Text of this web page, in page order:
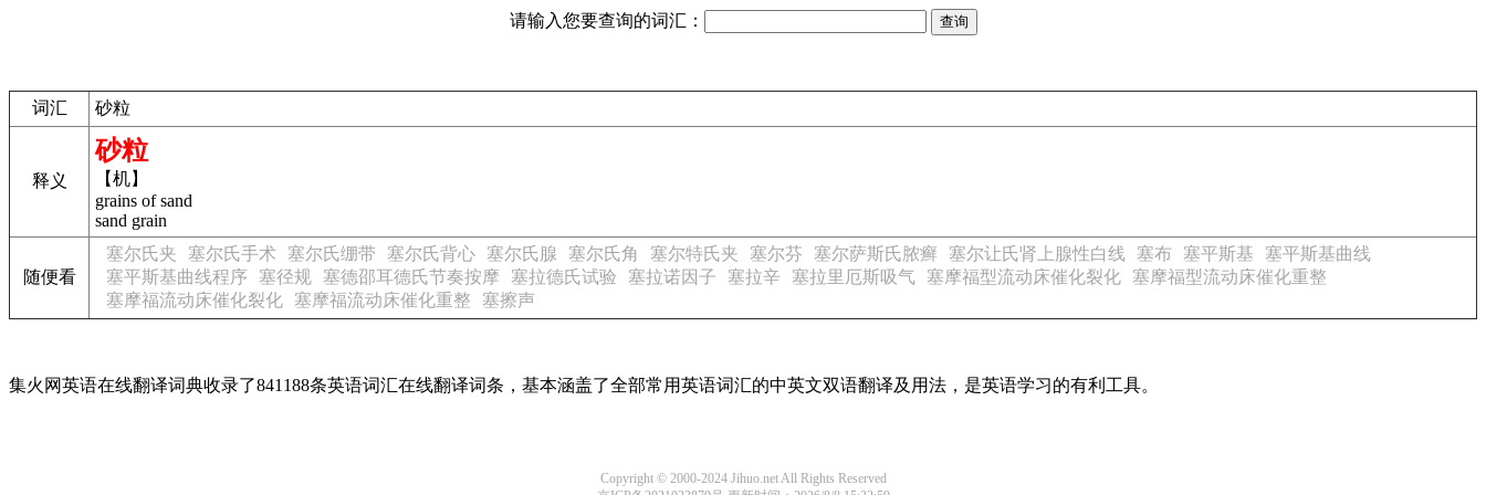
请输入您要查询的词汇：
词汇 砂粒
释义
砂粒
【机】
grains of sand
sand grain
随便看
塞尔氏夹 塞尔氏手术 塞尔氏绷带 塞尔氏背心 塞尔氏腺 塞尔氏角 塞尔特氏夹 塞尔芬 塞尔萨斯氏脓癣 塞尔让氏肾上腺性白线 塞布 塞平斯基
塞平斯基曲线
塞平斯基曲线程序
塞径规 塞德邵耳德氏节奏按摩 塞拉德氏试验 塞拉诺因子 塞拉辛 塞拉里厄斯吸气 塞摩福型流动床催化裂化
塞摩福型流动床催化重整
塞摩福流动床催化裂化
塞摩福流动床催化重整 塞擦声
集火网英语在线翻译词典收录了841188条英语词汇在线翻译词条，基本涵盖了全部常用英语词汇的中英文双语翻译及用法，是英语学习的有利工具。
Copyright © 2000-2024 Jihuo.net All Rights Reserved